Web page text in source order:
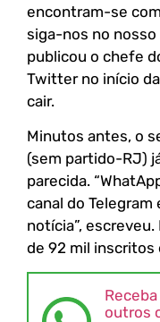
encontram-se
siga-nos no nosso
publicou o chefe
Twitter no início
cair.
Minutos antes, o
(sem partido-RJ)
parecida.
canal do Telegram
notícia”,
de 92 mil inscritos
Receba
outros